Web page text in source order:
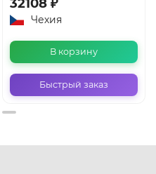
Чехия
В корзину
Быстрый заказ